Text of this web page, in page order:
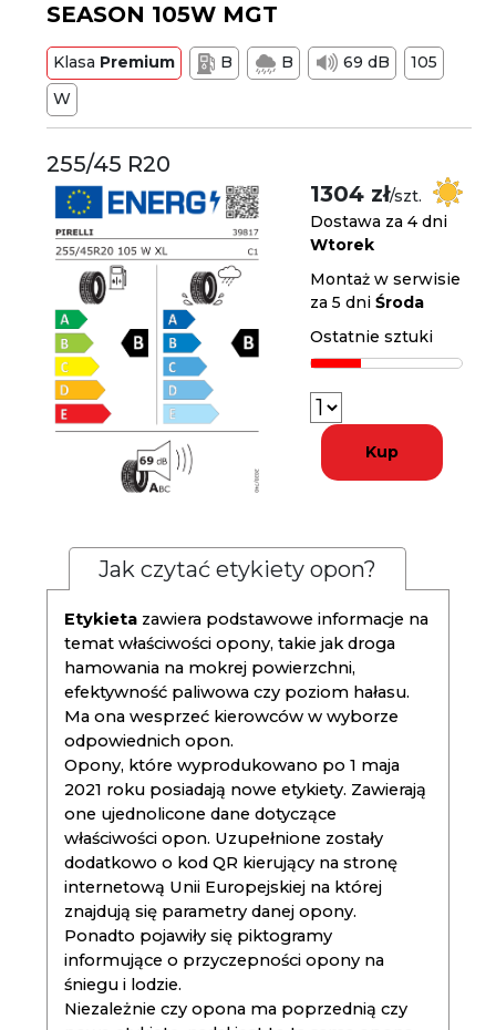
SEASON 105W MGT
Klasa Premium B B 69 dB
105
W
255/45 R20
1304 zł/szt.
Dostawa za 4 dni
Wtorek
Montaż w serwisie
za 5 dniŚroda
Ostatnie sztuki
Kup
Jak czytać etykiety opon?
Etykieta zawiera podstawowe informacje na
temat właściwości opony, takie jak droga
hamowania na mokrej powierzchni,
efektywność paliwowa czy poziom hałasu.
Ma ona wesprzeć kierowców w wyborze
odpowiednich opon.
Opony, które wyprodukowano po 1 maja
2021 roku posiadają nowe etykiety. Zawierają
one ujednolicone dane dotyczące
właściwości opon. Uzupełnione zostały
dodatkowo o kod QR kierujący na stronę
internetową Unii Europejskiej na której
znajdują się parametry danej opony.
Ponadto pojawiły się piktogramy
informujące o przyczepności opony na
śniegu i lodzie.
Niezależnie czy opona ma poprzednią czy